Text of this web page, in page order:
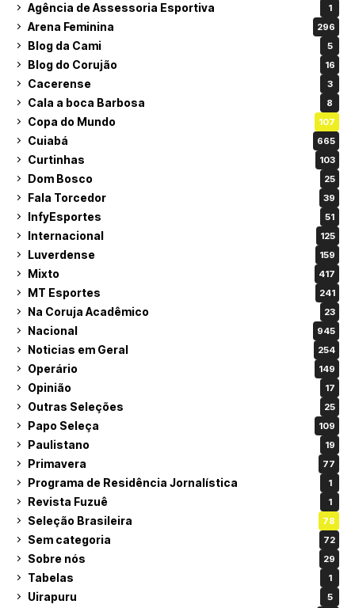
Agência de Assessoria Esportiva 1
Arena Feminina 296
Blog da Cami 5
Blog do Corujão 16
Cacerense 3
Cala a boca Barbosa 8
Copa do Mundo 107
Cuiabá 665
Curtinhas 103
Dom Bosco 25
Fala Torcedor 39
InfyEsportes 51
Internacional 125
Luverdense 159
Mixto 417
MT Esportes 241
Na Coruja Acadêmico 23
Nacional 945
Noticias em Geral 254
Operário 149
Opinião 17
Outras Seleções 25
Papo Seleça 109
Paulistano 19
Primavera 77
Programa de Residência Jornalística 1
Revista Fuzuê 1
Seleção Brasileira 78
Sem categoria 72
Sobre nós 29
Tabelas 1
Uirapuru 5